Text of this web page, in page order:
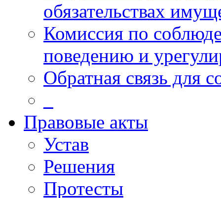
обязательствах
Комиссия по
поведению и
Обратная связь для
Правовые акты
Устав
Решения
Протесты